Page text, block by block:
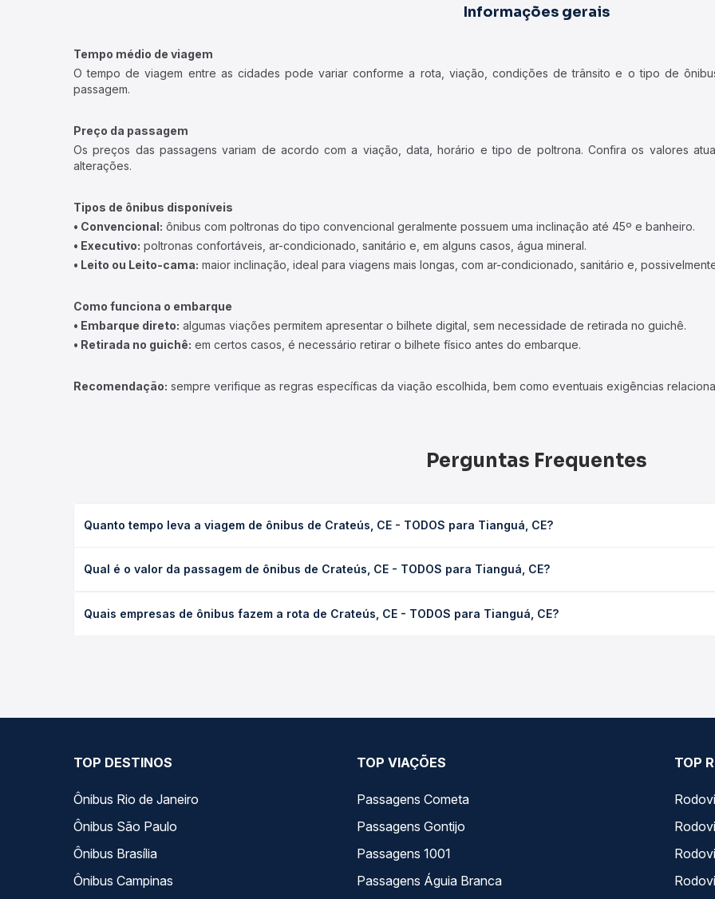
Informações gerais
Tempo médio de viagem
O tempo de viagem entre as cidades pode variar conforme a rota, viação, condições de trânsito e o tipo de
passagem.
Preço da passagem
Os preços das passagens variam de acordo com a viação, data, horário e tipo de poltrona. Confira os valores
alterações.
Tipos de ônibus disponíveis
• Convencional: ônibus com poltronas do tipo convencional geralmente possuem uma inclinação até 45º e banheiro.
• Executivo: poltronas confortáveis, ar-condicionado, sanitário e, em alguns casos, água mineral.
• Leito ou Leito-cama: maior inclinação, ideal para viagens mais longas, com ar-condicionado, sanitário e,
Como funciona o embarque
• Embarque direto: algumas viações permitem apresentar o bilhete digital, sem necessidade de retirada no guichê.
• Retirada no guichê: em certos casos, é necessário retirar o bilhete físico antes do embarque.
Recomendação: sempre verifique as regras específicas da viação escolhida, bem como eventuais exigências
Perguntas Frequentes
Quanto tempo leva a viagem de ônibus de Crateús, CE - TODOS para Tianguá, CE?
leito) e as condições de tráfego. Na Quero Passagem você consulta os horários disponíveis e vê a duração exata de
Qual é o valor da passagem de ônibus de Crateús, CE - TODOS para Tianguá, CE?
a antecedência da compra. Na Quero Passagem você compara os preços de todas as viações em tempo real e
Quais empresas de ônibus fazem a rota de Crateús, CE - TODOS para Tianguá, CE?
TOP DESTINOS
Ônibus Rio de Janeiro
Ônibus São Paulo
Ônibus Brasília
Ônibus Campinas
TOP VIAÇÕES
Passagens Cometa
Passagens Gontijo
Passagens 1001
Passagens Águia Branca
TOP